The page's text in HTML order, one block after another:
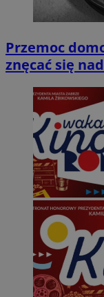
Przemoc
znęcać się